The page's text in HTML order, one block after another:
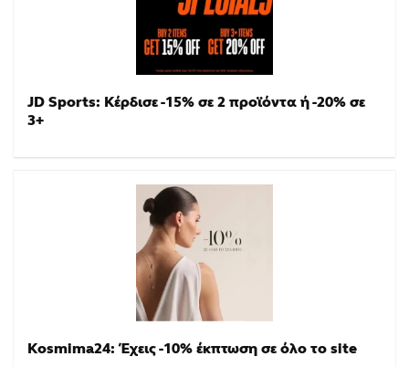
JD Sports: Κέρδισε -15% σε 2 προϊόντα ή -20% σε
3+
Kosmima24: Έχεις -10% έκπτωση σε όλο το site